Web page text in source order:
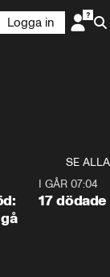
Logga in
SE ALLA
I GÅR 07:04
17